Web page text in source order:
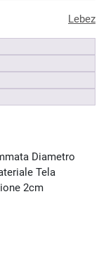
Lebez
Diametro
Tela
2cm